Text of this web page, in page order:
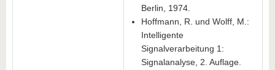
Berlin, 1974.
Hoffmann, R. und Wolff, M.:
Intelligente
Signalverarbeitung 1:
Signalanalyse, 2. Auflage.